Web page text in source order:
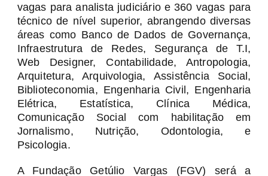
vagas para analista judiciário e 360 vagas para
técnico de nível superior, abrangendo diversas
áreas como Banco de Dados de Governança,
Infraestrutura de Redes, Segurança de T.I,
Web Designer, Contabilidade, Antropologia,
Arquitetura, Arquivologia, Assistência Social,
Biblioteconomia, Engenharia Civil, Engenharia
Elétrica, Estatística, Clínica Médica,
Comunicação Social com habilitação em
Jornalismo, Nutrição, Odontologia, e
Psicologia.
A Fundação Getúlio Vargas (FGV) será a